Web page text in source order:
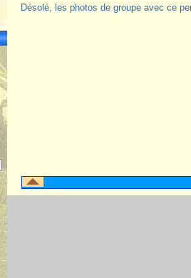
Désolé, les photos de groupe avec ce